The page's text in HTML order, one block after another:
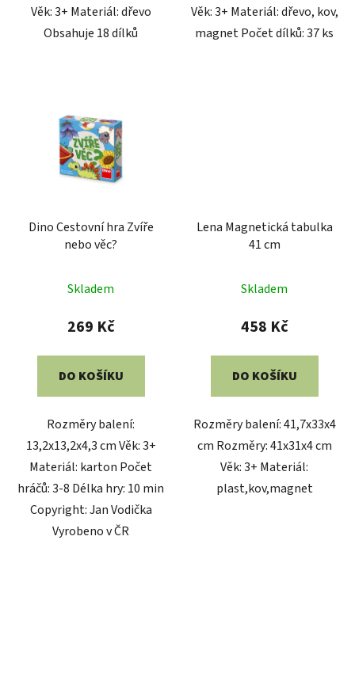
Věk: 3+ Materiál: dřevo
Obsahuje 18 dílků
Věk: 3+ Materiál: dřevo, kov,
magnet Počet dílků: 37 ks
Dino Cestovní hra Zvíře
nebo věc?
Skladem
269 Kč
DO KOŠÍKU
Rozměry balení:
13,2x13,2x4,3 cm Věk: 3+
Materiál: karton Počet
hráčů: 3-8 Délka hry: 10 min
Copyright: Jan Vodička
Vyrobeno v ČR
Lena Magnetická tabulka
41 cm
Skladem
458 Kč
DO KOŠÍKU
Rozměry balení: 41,7x33x4
cm Rozměry: 41x31x4 cm
Věk: 3+ Materiál:
plast,kov,magnet